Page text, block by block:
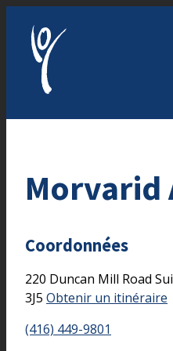
Morvarid
Coordonnées
220 Duncan Mill Road
3J5 Obtenir un itinéraire
(416) 449-9801